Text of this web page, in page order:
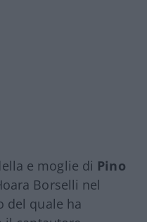
e moglie di Pino
Borselli nel
del quale ha